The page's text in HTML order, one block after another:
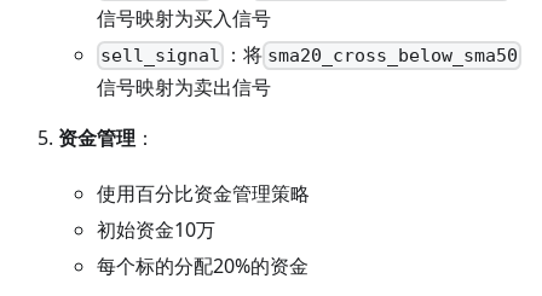
信号映射为买入信号
sell_signal ：将 sma20_cross_below_sma50
信号映射为卖出信号
资金管理 ：
使用百分比资金管理策略
初始资金10万
每个标的分配20%的资金